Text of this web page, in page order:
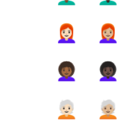
👩🏻‍🦰
👩🏼‍🦰
👩🏾‍🦱
👩🏿‍🦱
🧑🏻‍🦳
🧑🏼‍🦳